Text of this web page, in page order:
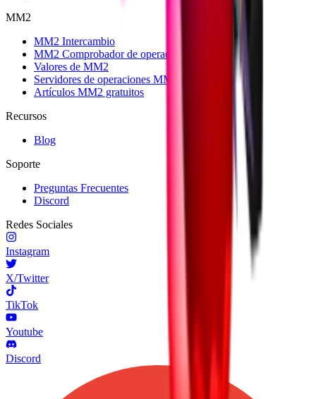
MM2
MM2 Intercambio
MM2 Comprobador de operaciones
Valores de MM2
Servidores de operaciones MM2
Artículos MM2 gratuitos
Recursos
Blog
Soporte
Preguntas Frecuentes
Discord
Redes Sociales
Instagram
X/Twitter
TikTok
Youtube
Discord